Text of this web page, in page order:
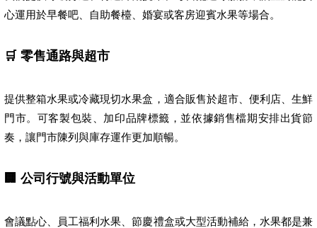
心運用於早餐吧、自助餐檯、婚宴或客房迎賓水果等場合。
🛒 零售通路與超市
提供整箱水果或冷藏現切水果盒，適合販售於超市、便利店、生鮮
門市。可客製包裝、加印品牌標籤，並依據銷售檔期安排出貨節
奏，讓門市陳列與庫存運作更加順暢。
🏢 公司行號與活動單位
會議點心、員工福利水果、節慶禮盒或大型活動補給，水果都是兼